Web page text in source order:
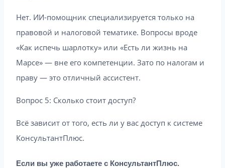
Нет. ИИ-помощник специализируется только на
правовой и налоговой тематике. Вопросы вроде
«Как испечь шарлотку» или «Есть ли жизнь на
Марсе» — вне его компетенции. Зато по налогам и
праву — это отличный ассистент.
Вопрос 5: Сколько стоит доступ?
Всё зависит от того, есть ли у вас доступ к системе
КонсультантПлюс.
Если вы уже работаете с КонсультантПлюс.